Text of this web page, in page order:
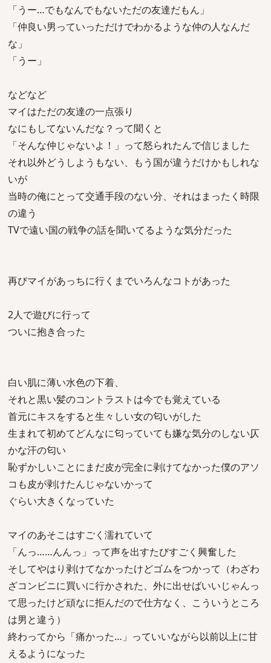
「うー…でもなんでもないただの友達だもん」
「仲良い男っていっただけでわかるような仲の人なんだ
な」
「うー」
などなど
マイはただの友達の一点張り
なにもしてないんだな？って聞くと
「そんな仲じゃないよ！」って怒られたんで信じました
それ以外どうしようもない、もう国が違うだけかもしれな
いが
当時の俺にとって交通手段のない分、それはまったく時限
の違う
TVで遠い国の戦争の話を聞いてるような気分だった
再びマイがあっちに行くまでいろんなコトがあった
2人で遊びに行って
ついに抱き合った
白い肌に薄い水色の下着、
それと黒い髪のコントラストは今でも覚えている
首元にキスをすると生々しい女の匂いがした
生まれて初めてどんなに匂っていても嫌な気分のしない仄
かな汗の匂い
恥ずかしいことにまだ皮が完全に剥けてなかった僕のアソ
コも皮が剥けたんじゃないかって
ぐらい大きくなっていた
マイのあそこはすごく濡れていて
「んっ……んんっ」って声を出すたびすごく興奮した
そしてやはり剥けてなかったけどゴムをつかって（わざわ
ざコンビニに買いに行かされた、外に出せばいいじゃんっ
て思ったけど頑なに拒んだので仕方なく、こういうところ
は男と違う）
終わってから「痛かった…」っていいながら以前以上に甘
えるようになった